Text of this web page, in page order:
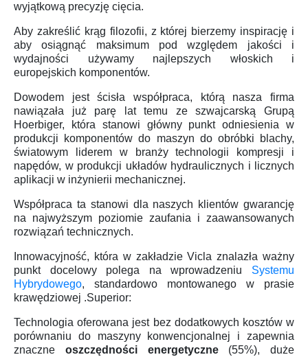
wyjątkową precyzję cięcia.
Aby zakreślić krąg filozofii, z której bierzemy inspirację i
aby osiągnąć maksimum pod względem jakości i
wydajności używamy najlepszych włoskich i
europejskich komponentów.
Dowodem jest ścisła współpraca, którą nasza firma
nawiązała już parę lat temu ze szwajcarską Grupą
Hoerbiger, która stanowi główny punkt odniesienia w
produkcji komponentów do maszyn do obróbki blachy,
światowym liderem w branży technologii kompresji i
napędów, w produkcji układów hydraulicznych i licznych
aplikacji w inżynierii mechanicznej.
Współpraca ta stanowi dla naszych klientów gwarancję
na najwyższym poziomie zaufania i zaawansowanych
rozwiązań technicznych.
Innowacyjność, która w zakładzie Vicla znalazła ważny
punkt docelowy polega na wprowadzeniu Systemu
Hybrydowego, standardowo montowanego w prasie
krawędziowej .Superior:
Technologia oferowana jest bez dodatkowych kosztów w
porównaniu do maszyny konwencjonalnej i zapewnia
znaczne oszczędności energetyczne(55%), duże